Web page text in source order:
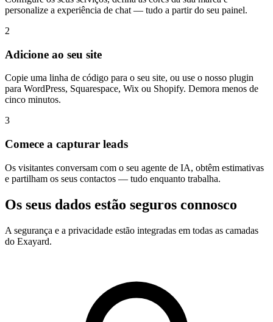
personalize a experiência de chat — tudo a partir do seu painel.
2
Adicione ao seu site
Copie uma linha de código para o seu site, ou use o nosso plugin
para WordPress, Squarespace, Wix ou Shopify. Demora menos de
cinco minutos.
3
Comece a capturar leads
Os visitantes conversam com o seu agente de IA, obtêm estimativas
e partilham os seus contactos — tudo enquanto trabalha.
Os seus dados estão seguros connosco
A segurança e a privacidade estão integradas em todas as camadas
do Exayard.